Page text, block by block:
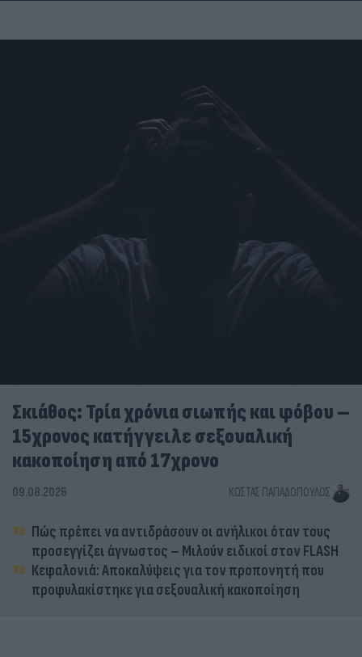
Σκιάθος: Τρία χρόνια σιωπής και φόβου –
15χρονος κατήγγειλε σεξουαλική
κακοποίηση από 17χρονο
09.08.2026 ΚΏΣΤΑΣ ΠΑΠΑΔΌΠΟΥΛΟΣ
Πώς πρέπει να αντιδράσουν οι ανήλικοι όταν τους
προσεγγίζει άγνωστος – Μιλούν ειδικοί στον FLASH
Κεφαλονιά: Αποκαλύψεις για τον προπονητή που
προφυλακίστηκε για σεξουαλική κακοποίηση